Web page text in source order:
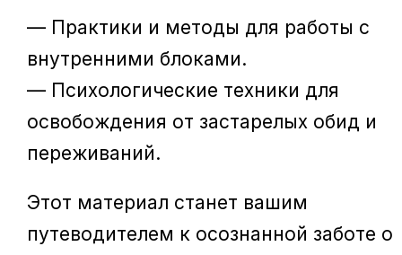
— Практики и методы для работы с
внутренними блоками.
— Психологические техники для
освобождения от застарелых обид и
переживаний.
Этот материал станет вашим
путеводителем к осознанной заботе о